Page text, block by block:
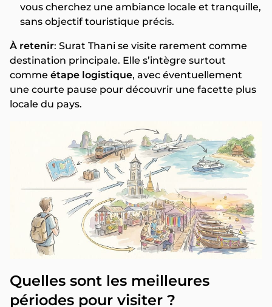
vous cherchez une ambiance locale et tranquille,
sans objectif touristique précis.
À retenir: Surat Thani se visite rarement comme
destination principale. Elle s’intègre surtout
comme étape logistique, avec éventuellement
une courte pause pour découvrir une facette plus
locale du pays.
Quelles sont les meilleures
périodes pour visiter ?